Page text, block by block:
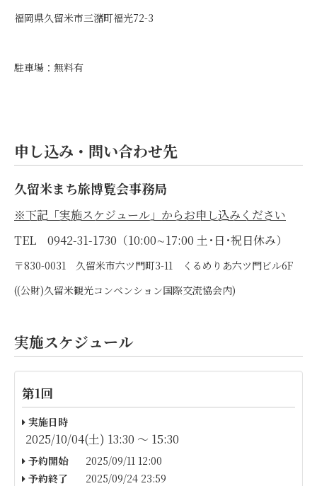
福岡県久留米市三潴町福光72-3
駐車場：無料有
申し込み・問い合わせ先
久留米まち旅博覧会事務局
※下記「実施スケジュール」からお申し込みください
TEL 0942-31-1730（10:00∼17:00 土･日･祝日休み）
〒830-0031 久留米市六ツ門町3-11 くるめりあ六ツ門ビル6F
((公財)久留米観光コンベンション国際交流協会内)
実施スケジュール
第1回
実施日時
2025/10/04(土) 13:30 〜 15:30
予約開始
2025/09/11 12:00
予約終了
2025/09/24 23:59